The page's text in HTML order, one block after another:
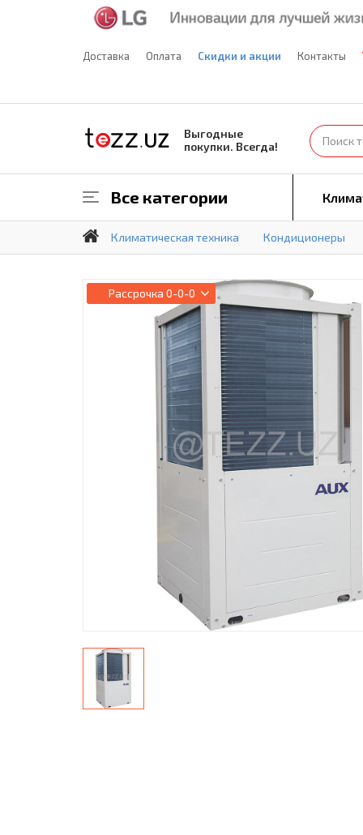
Доставка Оплата Скидки и акции Контакты
Выгодные
покупки. Всегда!
Все категории
Климатическая техника Кондиционеры
Рассрочка 0-0-0